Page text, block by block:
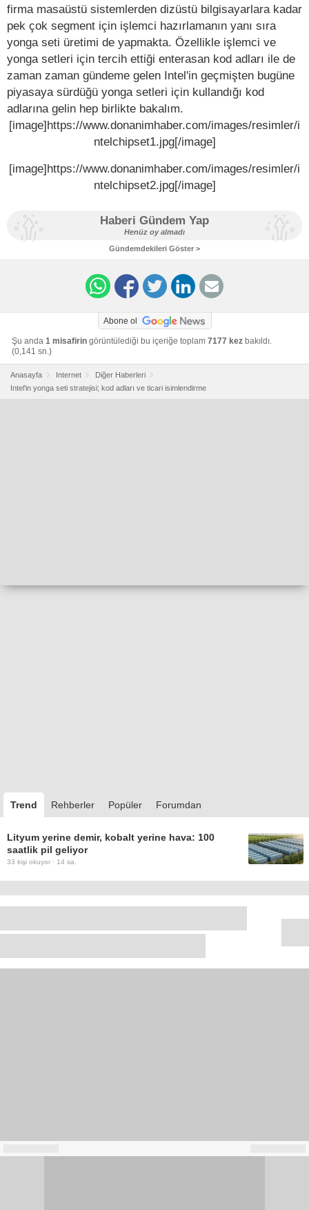
firma masaüstü sistemlerden dizüstü bilgisayarlara kadar
pek çok segment için işlemci hazırlamanın yanı sıra
yonga seti üretimi de yapmakta. Özellikle işlemci ve
yonga setleri için tercih ettiği enterasan kod adları ile de
zaman zaman gündeme gelen Intel'in geçmişten bugüne
piyasaya sürdüğü yonga setleri için kullandığı kod
adlarına gelin hep birlikte bakalım.
[image]https://www.donanimhaber.com/images/resimler/i
ntelchipset1.jpg[/image]
[image]https://www.donanimhaber.com/images/resimler/i
ntelchipset2.jpg[/image]
Haberi Gündem Yap
Henüz oy almadı
Gündemdekileri Göster >
Abone ol
Şu anda 1 misafirin görüntülediği bu içeriğe toplam 7177 kez bakıldı.
(0,141 sn.)
Anasayfa Internet
Diğer Haberleri
Intel'in yonga seti stratejisi; kod adları ve ticari isimlendirme
Trend Rehberler Popüler Forumdan
Lityum yerine demir, kobalt yerine hava: 100
saatlik pil geliyor
33 kişi okuyor · 14 sa.